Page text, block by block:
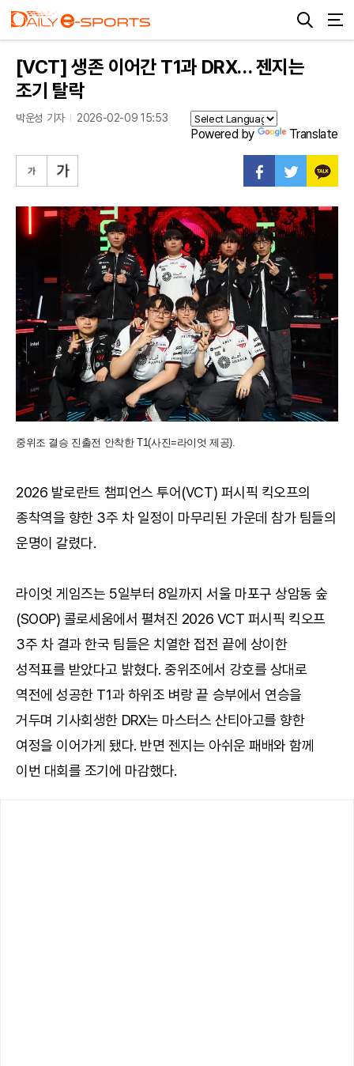
[VCT] 생존 이어간 T1과 DRX… 젠지는
조기 탈락
박운성 기자 2026-02-09 15:53
Powered by Translate
중위조 결승 진출전 안착한 T1(사진=라이엇 제공).
2026 발로란트 챔피언스 투어(VCT) 퍼시픽 킥오프의
종착역을 향한 3주 차 일정이 마무리된 가운데 참가 팀들의
운명이 갈렸다.
라이엇 게임즈는 5일부터 8일까지 서울 마포구 상암동 숲
(SOOP) 콜로세움에서 펼쳐진 2026 VCT 퍼시픽 킥오프
3주 차 결과 한국 팀들은 치열한 접전 끝에 상이한
성적표를 받았다고 밝혔다. 중위조에서 강호를 상대로
역전에 성공한 T1과 하위조 벼랑 끝 승부에서 연승을
거두며 기사회생한 DRX는 마스터스 산티아고를 향한
여정을 이어가게 됐다. 반면 젠지는 아쉬운 패배와 함께
이번 대회를 조기에 마감했다.